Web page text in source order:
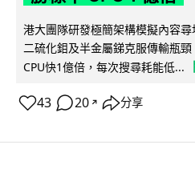
港大團隊研發極簡架構模擬內容
二硫化鉬及半金屬銻克服傳輸瓶
CPU快1億倍，每次搜尋耗能低...
43 20 ↗ 分享